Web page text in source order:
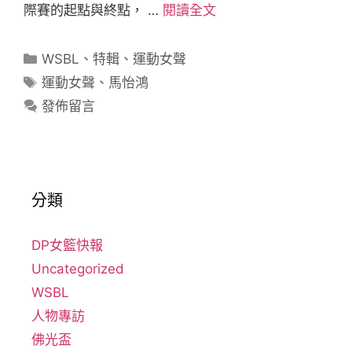
際賽的起點與終點， … 閱讀全文
WSBL 、特輯 、運動女聲
運動女聲 、 馬怡鴻
發佈留言
分類
DP女籃快報
Uncategorized
WSBL
人物專訪
佛光盃